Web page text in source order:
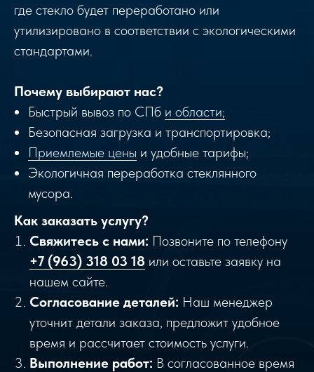
где стекло будет переработано или
утилизировано в соответствии с экологическими
стандартами.
Почему выбирают нас?
Быстрый вывоз по СПб и области;
Безопасная загрузка и транспортировка;
Приемлемые цены и удобные тарифы;
Экологичная переработка стеклянного
мусора.
Как заказать услугу?
Свяжитесь с нами: Позвоните по телефону
+7 (963) 318 03 18 или оставьте заявку на
нашем сайте.
Согласование деталей: Наш менеджер
уточнит детали заказа, предложит удобное
время и рассчитает стоимость услуги.
Выполнение работ: В согласованное время